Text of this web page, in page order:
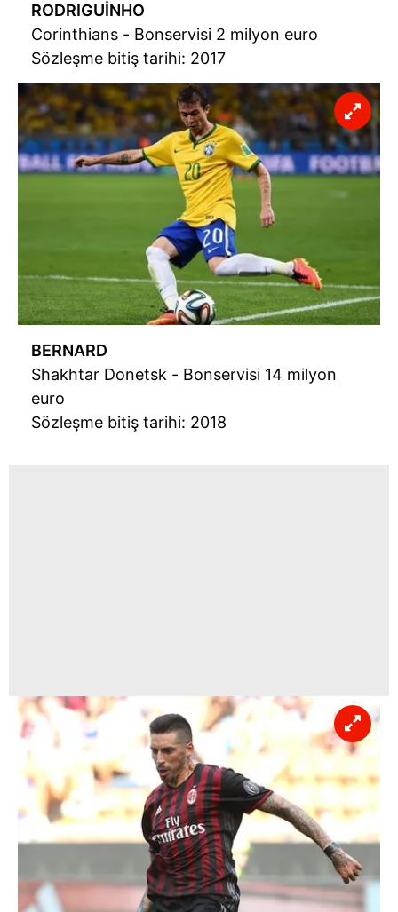
RODRIGUİNHO
Corinthians - Bonservisi 2 milyon euro
Sözleşme bitiş tarihi: 2017
BERNARD
Shakhtar Donetsk - Bonservisi 14 milyon
euro
Sözleşme bitiş tarihi: 2018